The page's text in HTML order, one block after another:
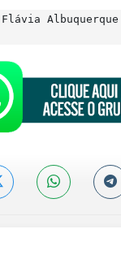
Flávia